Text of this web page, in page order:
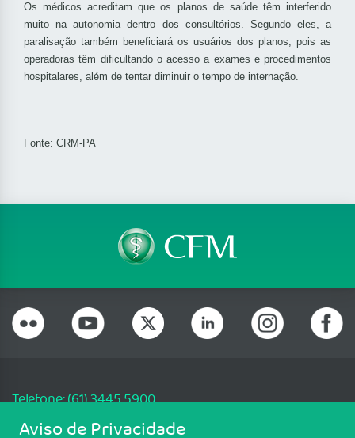
Os médicos acreditam que os planos de saúde têm interferido
muito na autonomia dentro dos consultórios. Segundo eles, a
paralisação também beneficiará os usuários dos planos, pois as
operadoras têm dificultando o acesso a exames e procedimentos
hospitalares, além de tentar diminuir o tempo de internação.
Fonte: CRM-PA
Telefone: (61) 3445 5900
Email: cfm@portalmedico.org.br
Aviso de Privacidade